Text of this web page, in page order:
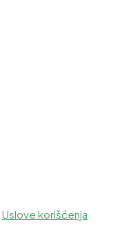
Uslove korišćenja